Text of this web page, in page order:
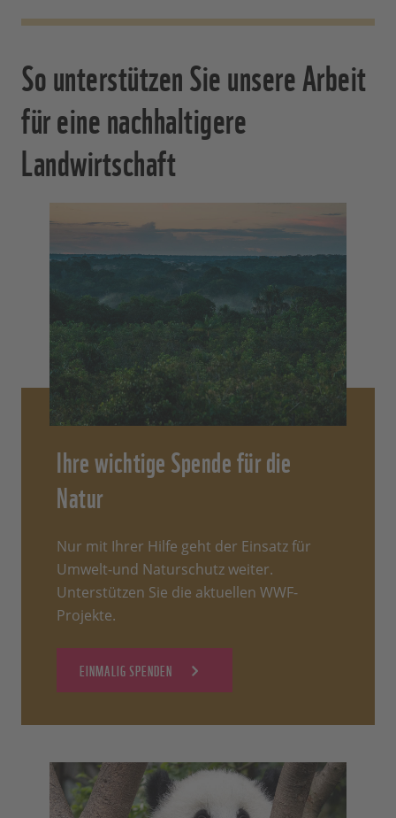
So unterstützen Sie unsere Arbeit
für eine nachhaltigere
Landwirtschaft
Ihre wichtige Spende für die
Natur
Nur mit Ihrer Hilfe geht der Einsatz für
Umwelt-und Naturschutz weiter.
Unterstützen Sie die aktuellen WWF-
Projekte.
EINMALIG SPENDEN